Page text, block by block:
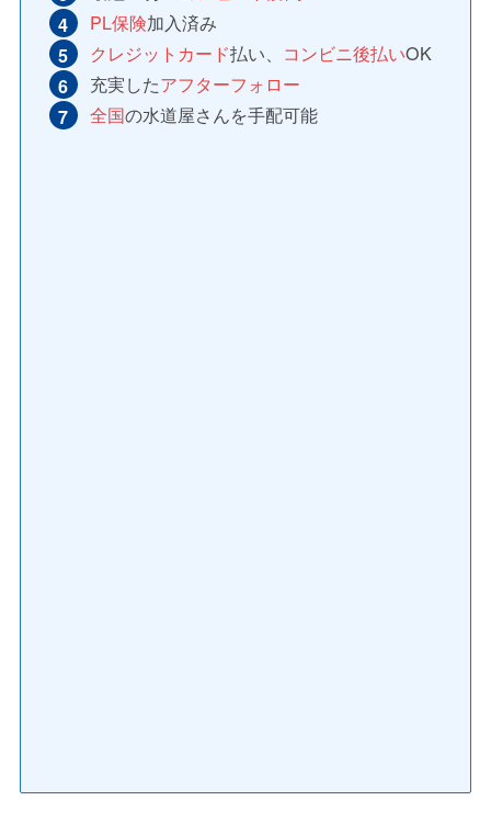
PL保険加入済み
クレジットカード払い、 コンビニ後払いOK
充実したアフターフォロー
全国の水道屋さんを手配可能